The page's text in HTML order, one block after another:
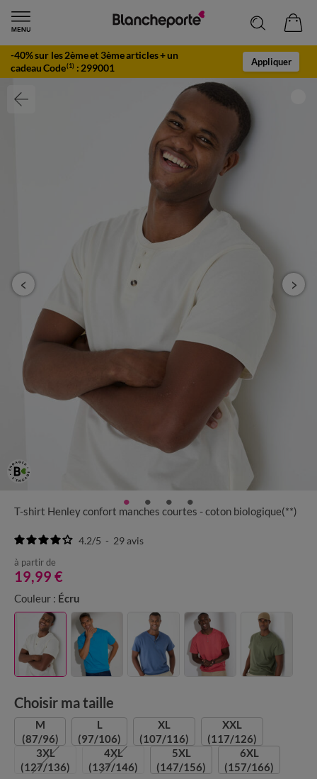
-40% sur les 2ème et 3ème articles + un
cadeau Code(1) : 299001
Appliquer
T-shirt Henley confort manches courtes - coton biologique(**)
4.2/5 - 29avis
à partir de
19,99 €
Couleur : Écru
Choisir ma taille
M
(87/96)
L
(97/106)
XL
(107/116)
XXL
(117/126)
3XL
(127/136)
4XL
(137/146)
5XL
(147/156)
6XL
(157/166)